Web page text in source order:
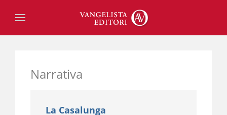
Narrativa
La Casalunga